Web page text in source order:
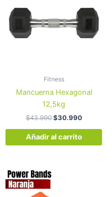
Fitness
Mancuerna Hexagonal
12,5kg
$43.990
$43.990.
$30.990
$30.990.
Añadir al carrito